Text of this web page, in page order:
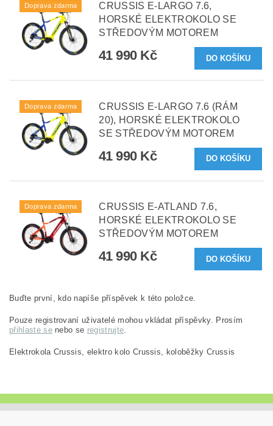
Doprava zdarma
CRUSSIS E-LARGO 7.6,
HORSKÉ ELEKTROKOLO SE
STŘEDOVÝM MOTOREM
41 990 Kč
Doprava zdarma
CRUSSIS E-LARGO 7.6 (RÁM
20), HORSKÉ ELEKTROKOLO
SE STŘEDOVÝM MOTOREM
41 990 Kč
Doprava zdarma
CRUSSIS E-ATLAND 7.6,
HORSKÉ ELEKTROKOLO SE
STŘEDOVÝM MOTOREM
41 990 Kč
Buďte první, kdo napíše příspěvek k této položce.
Pouze registrovaní uživatelé mohou vkládat příspěvky. Prosím
přihlaste senebo se registrujte
Elektrokola Crussis, elektro kolo Crussis, koloběžky Crussis